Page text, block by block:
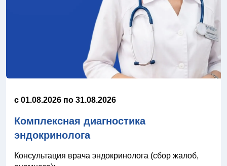
c 01.08.2026 по 31.08.2026
Комплексная диагностика
эндокринолога
Консультация врача эндокринолога (сбор жалоб,